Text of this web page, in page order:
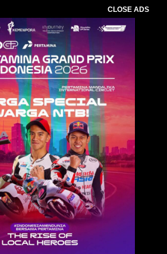
CLOSE ADS